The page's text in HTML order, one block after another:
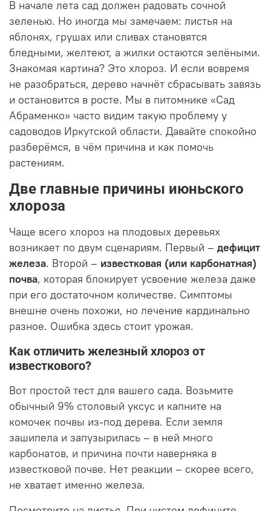
В начале лета сад должен радовать сочной
зеленью. Но иногда мы замечаем: листья на
яблонях, грушах или сливах становятся
бледными, желтеют, а жилки остаются зелёными.
Знакомая картина? Это хлороз. И если вовремя
не разобраться, дерево начнёт сбрасывать завязь
и остановится в росте. Мы в питомнике «Сад
Абраменко» часто видим такую проблему у
садоводов Иркутской области. Давайте спокойно
разберёмся, в чём причина и как помочь
растениям.
Две главные причины июньского
хлороза
Чаще всего хлороз на плодовых деревьях
возникает по двум сценариям. Первый – дефицит
железа. Второй – известковая (или карбонатная)
почва, которая блокирует усвоение железа даже
при его достаточном количестве. Симптомы
внешне очень похожи, но лечение кардинально
разное. Ошибка здесь стоит урожая.
Как отличить железный хлороз от
известкового?
Вот простой тест для вашего сада. Возьмите
обычный 9% столовый уксус и капните на
комочек почвы из-под дерева. Если земля
зашипела и запузырилась – в ней много
карбонатов, и причина почти наверняка в
известковой почве. Нет реакции – скорее всего,
не хватает именно железа.